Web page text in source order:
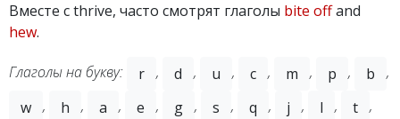
Вместе с thrive, часто смотрят глаголы bite offand
hew.
Глаголы на букву: r , d , u , c , m , p , b
,
w , h , a , e , g , s , q , j , l , t ,